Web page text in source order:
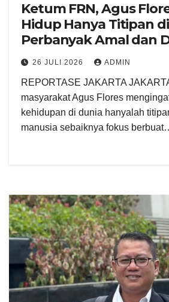
Ketum FRN, Agus
Hidup Hanya Titipan
Perbanyak Amal dan
26 JULI 2026 ADMIN
REPORTASE JAKARTA
masyarakat Agus Flores
kehidupan di dunia hanyalah
manusia sebaiknya fokus